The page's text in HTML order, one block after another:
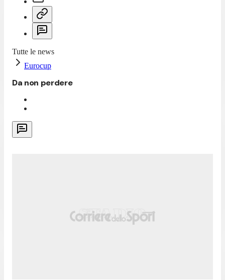
Tutte le news
Eurocup
Da non perdere